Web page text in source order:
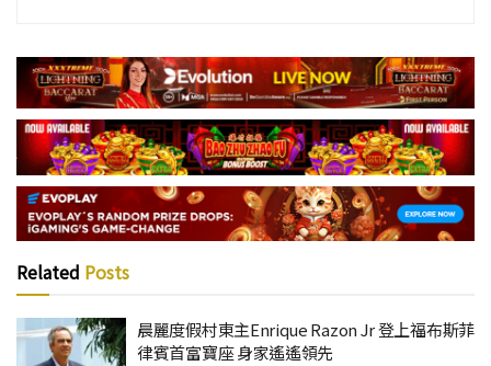
Related Posts
晨麗度假村東主Enrique Razon Jr 登上福布斯菲
律賓首富寶座 身家遙遙領先